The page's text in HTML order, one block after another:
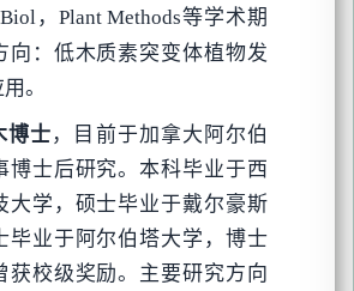
，Plant Methods等学术期
向：低木质素突变体植物发
。
博士，目前于加拿大阿尔伯
博士后研究。本科毕业于西
大学，硕士毕业于戴尔豪斯
毕业于阿尔伯塔大学，博士
获校级奖励。主要研究方向